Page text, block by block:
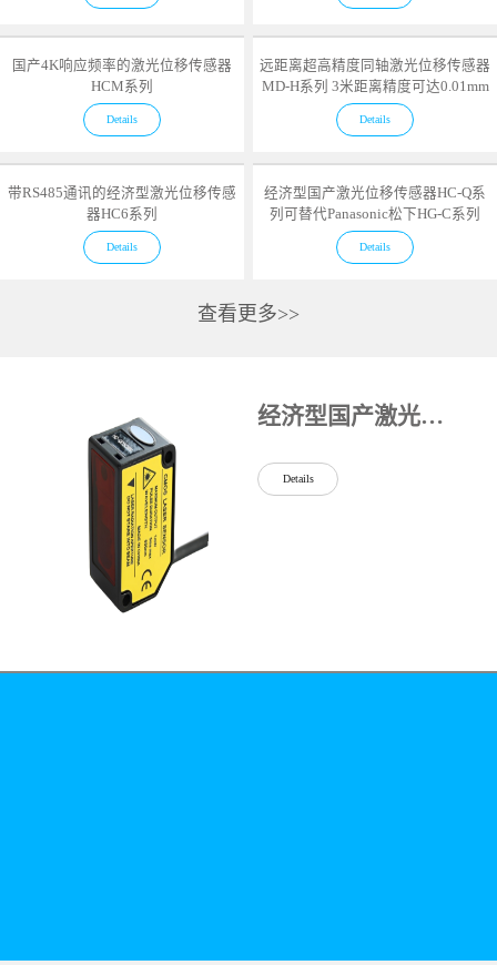
国产4K响应频率的激光位移传感器
HCM系列
Details
远距离超高精度同轴激光位移传感器
MD-H系列 3米距离精度可达0.01mm
Details
带RS485通讯的经济型激光位移传感
器HC6系列
Details
经济型国产激光位移传感器HC-Q系
列可替代Panasonic松下HG-C系列
Details
查看更多>>
经济型国产激光位移传感器HC-Q系列可替代Panasonic松下HG-C系列
Details
有